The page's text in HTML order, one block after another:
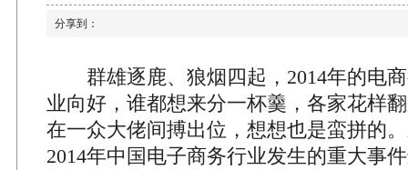
分享到：
群雄逐鹿、狼烟四起，2014年的电商
业向好，谁都想来分一杯羹，各家花样
在一众大佬间搏出位，想想也是蛮拼的
2014年中国电子商务行业发生的重大事